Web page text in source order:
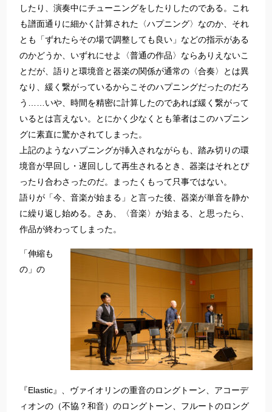
したり、演奏中にチューニングをしたりしたのである。これ
も譜面通りに細かく計算された〈ハプニング〉なのか、それ
とも「ずれたらその場で調整しても良い」などの指示がある
のかどうか、いずれにせよ〈普通の作品〉ならありえないこ
とだが、語りと環境音と器楽の関係が通常の〈合奏〉とは異
なり、緩く繋がっているからこそのハプニングだったのだろ
う……いや、時間を精密に計算したのであれば緩く繋がって
いるとは言えない。とにかく少なくとも筆者はこのハプニン
グに素直に驚かされてしまった。
上記のようなハプニングが挿入されながらも、踏み切りの環
境音が早回し・遅回しして再生されるとき、器楽はそれとぴ
ったり合わさったのだ。まったくもって只事ではない。
語りが「今、音楽が始まる」と言った後、器楽が単音を静か
に繰り返し始める。さあ、〈音楽〉が始まる、と思ったら、
作品が終わってしまった。
「伸縮も
の」の
『Elastic』、ヴァイオリンの重音のロングトーン、アコーデ
ィオンの（不協？和音）のロングトーン、フルートのロング